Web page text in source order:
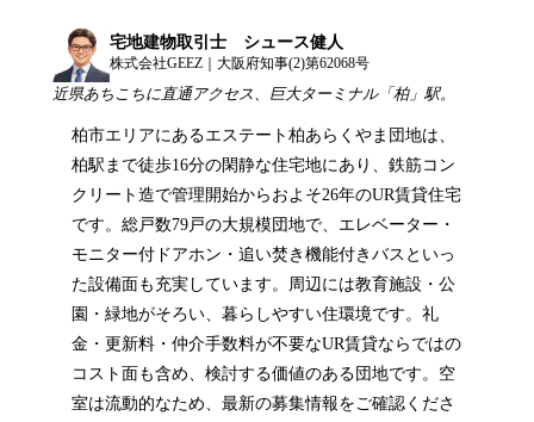
宅地建物取引士 シュース健人
株式会社GEEZ｜大阪府知事(2)第62068号
近県あちこちに直通アクセス、巨大ターミナル「柏」駅。
柏市エリアにあるエステート柏あらくやま団地は、
柏駅まで徒歩16分の閑静な住宅地にあり、鉄筋コン
クリート造で管理開始からおよそ26年のUR賃貸住宅
です。総戸数79戸の大規模団地で、エレベーター・
モニター付ドアホン・追い焚き機能付きバスといっ
た設備面も充実しています。周辺には教育施設・公
園・緑地がそろい、暮らしやすい住環境です。礼
金・更新料・仲介手数料が不要なUR賃貸ならではの
コスト面も含め、検討する価値のある団地です。空
室は流動的なため、最新の募集情報をご確認くださ